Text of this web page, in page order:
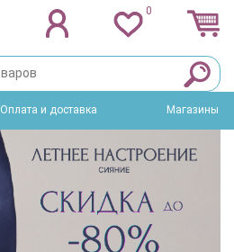
0
Оплата и доставка Магазины